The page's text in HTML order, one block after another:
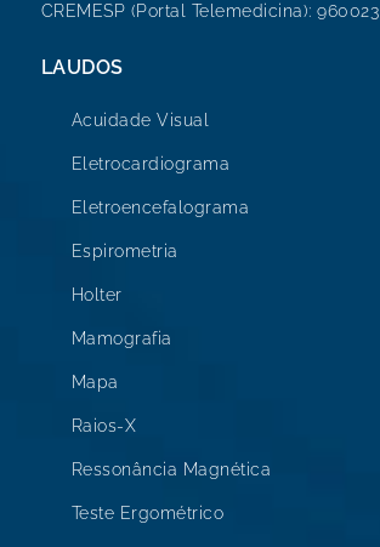
CREMESP (Portal Telemedicina): 960023
LAUDOS
Acuidade Visual
Eletrocardiograma
Eletroencefalograma
Espirometria
Holter
Mamografia
Mapa
Raios-X
Ressonância Magnética
Teste Ergométrico